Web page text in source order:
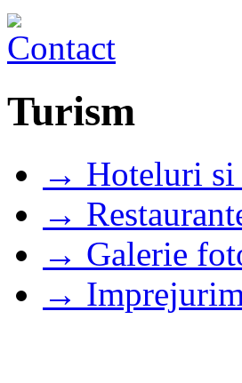
Turism
→ Hoteluri si
→
→ Galerie
→